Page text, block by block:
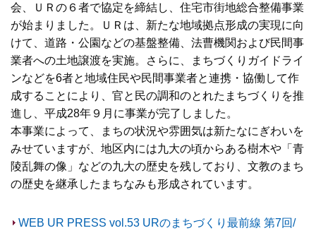
会、ＵＲの６者で協定を締結し、住宅市街地総合整備事業
が始まりました。ＵＲは、新たな地域拠点形成の実現に向
けて、道路・公園などの基盤整備、法曹機関および民間事
業者への土地譲渡を実施。さらに、まちづくりガイドライ
ンなどを6者と地域住民や民間事業者と連携・協働して作
成することにより、官と民の調和のとれたまちづくりを推
進し、平成28年９月に事業が完了しました。
本事業によって、まちの状況や雰囲気は新たなにぎわいを
みせていますが、地区内には九大の頃からある樹木や「青
陵乱舞の像」などの九大の歴史を残しており、文教のまち
の歴史を継承したまちなみも形成されています。
WEB UR PRESS vol.53 URのまちづくり最前線 第7回/